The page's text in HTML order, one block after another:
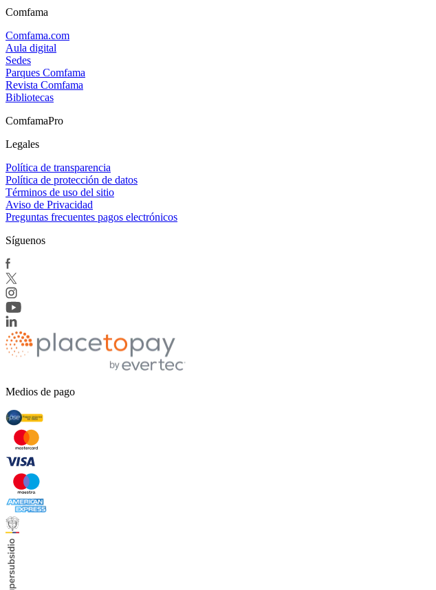
Comfama
Comfama.com
Aula digital
Sedes
Parques Comfama
Revista Comfama
Bibliotecas
ComfamaPro
Legales
Política de transparencia
Política de protección de datos
Términos de uso del sitio
Aviso de Privacidad
Preguntas frecuentes pagos electrónicos
Síguenos
Medios de pago